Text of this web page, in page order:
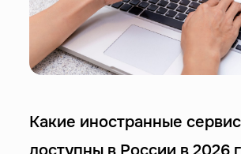
Какие иностранные